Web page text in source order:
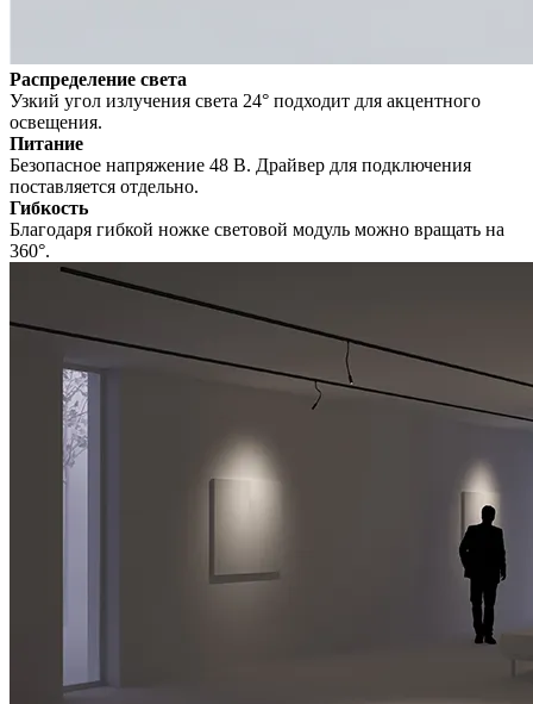
Распределение света
Узкий угол излучения света 24° подходит для акцентного
освещения.
Питание
Безопасное напряжение 48 В. Драйвер для подключения
поставляется отдельно.
Гибкость
Благодаря гибкой ножке световой модуль можно вращать на
360°.